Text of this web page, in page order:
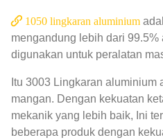
1050 lingkaran aluminium
mengandung lebih dari 99.5%
digunakan untuk peralatan
Itu 3003 Lingkaran
mangan. Dengan kekuatan
mekanik yang lebih baik, Ini
beberapa produk dengan